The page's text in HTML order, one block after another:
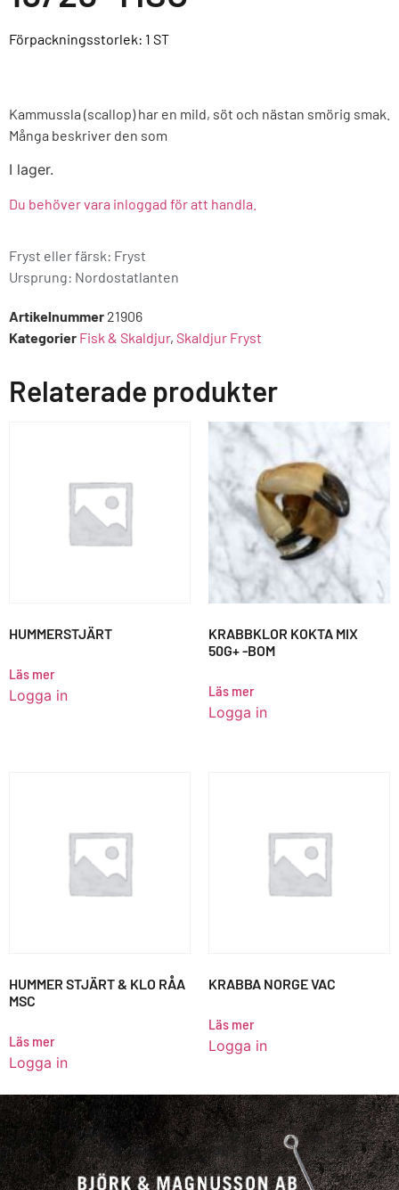
Förpackningsstorlek: 1 ST
Kammussla (scallop) har en mild, söt och nästan smörig smak.
Många beskriver den som
I lager.
Du behöver vara inloggad för att handla.
Fryst eller färsk: Fryst
Ursprung: Nordostatlanten
Artikelnummer 21906
Kategorier Fisk & Skaldjur, Skaldjur Fryst
Relaterade produkter
HUMMERSTJÄRT
Läs mer
Logga in
KRABBKLOR KOKTA MIX
50G+ -BOM
Läs mer
Logga in
HUMMER STJÄRT & KLO RÅA
MSC
Läs mer
Logga in
KRABBA NORGE VAC
Läs mer
Logga in